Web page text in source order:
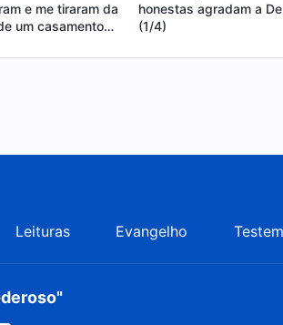
e me tiraram da
um casamento
honestas agradam a
(1/4)
Leituras Evangelho